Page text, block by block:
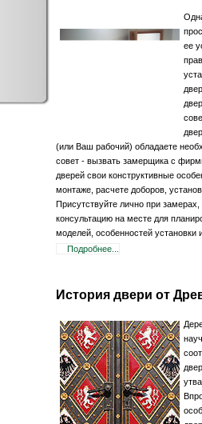
ее
(или Ваш рабочий) обладаете
совет - вызвать замерщика с
дверей свои конструктивные
монтаже, расчете доборов,
Присутствуйте лично при
консультацию на месте для
моделей, особенностей установки
Подробнее...
История двери от